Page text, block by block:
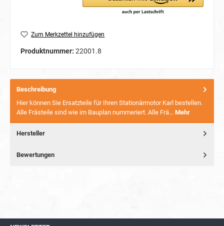
Zum Merkzettel hinzufügen
Produktnummer: 22001.8
Beschreibung
Hier können Sie Ersatzteile für Ihren Stationärmotor Karl bestellen.
Alle Frästeile sind wie im Bauplan nummeriert. Alle Frä… Mehr
Hersteller
Bewertungen